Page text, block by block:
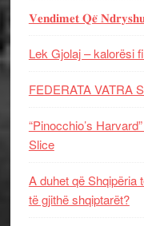
𝐕𝐞𝐧𝐝𝐢𝐦𝐞𝐭 𝐐𝐞̈
Lek Gjolaj – kalorësi
FEDERATA VATRA
“Pinocchio’s
Slice
A duhet që Shqipëria
të gjithë shqiptarët?